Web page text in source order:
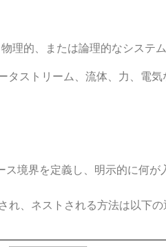
理的、または論理的なシステ
タストリーム、流体、力、電
ス境界を定義し、明示的に何が
、ネストされる方法は以下の